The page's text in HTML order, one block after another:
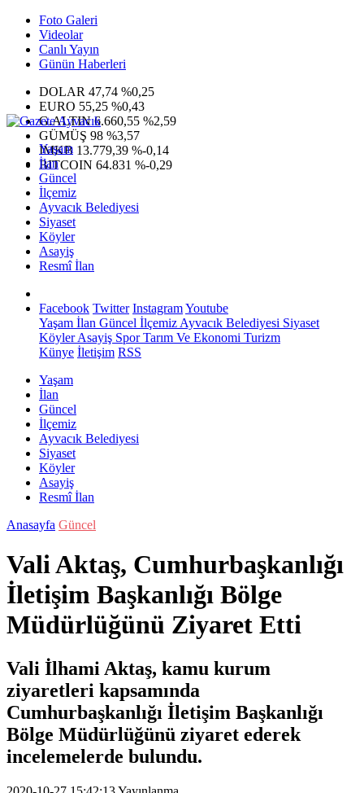
Foto Galeri
Videolar
Canlı Yayın
Günün Haberleri
DOLAR 47,74 %0,25
EURO 55,25 %0,43
G.ALTIN6.660,55 %2,59
GÜMÜŞ 98 %3,57
IMKB 13.779,39 %-0,14
BITCOIN 64.831 %-0,29
Yaşam
İlan
Güncel
İlçemiz
Ayvacık Belediyesi
Siyaset
Köyler
Asayiş
Resmî İlan
Facebook Twitter InstagramYoutube
Yaşam İlan Güncel İlçemiz Ayvacık Belediyesi Siyaset
KöylerAsayiş SporTarım Ve Ekonomi Turizm
Künye İletişim RSS
Yaşam
İlan
Güncel
İlçemiz
Ayvacık Belediyesi
Siyaset
Köyler
Asayiş
Resmî İlan
Anasayfa Güncel
Vali Aktaş, Cumhurbaşkanlığı
İletişim Başkanlığı Bölge
Müdürlüğünü Ziyaret Etti
Vali İlhami Aktaş, kamu kurum
ziyaretleri kapsamında
Cumhurbaşkanlığı İletişim Başkanlığı
Bölge Müdürlüğünü ziyaret ederek
incelemelerde bulundu.